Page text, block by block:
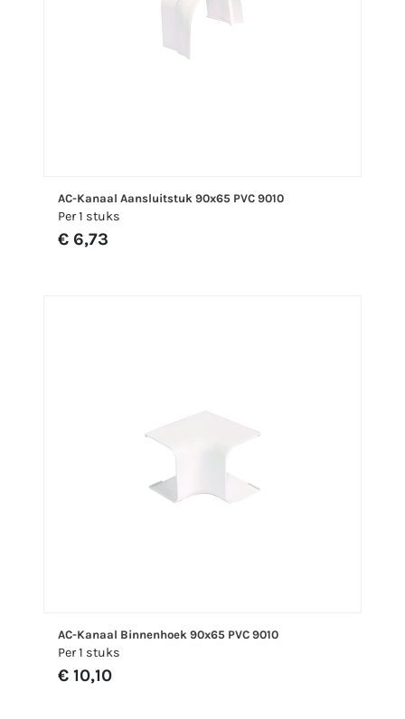
AC-Kanaal Aansluitstuk 90x65 PVC 9010
Per 1 stuks
€ 6,73
AC-Kanaal Binnenhoek 90x65 PVC 9010
Per 1 stuks
€ 10,10